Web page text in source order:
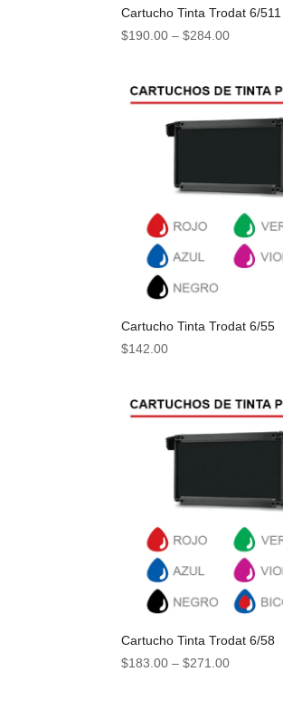
Cartucho Tinta Trodat 6/511
$190.00 –$284.00
Cartucho Tinta Trodat 6/55
$142.00
Cartucho Tinta Trodat 6/58
$183.00 –$271.00